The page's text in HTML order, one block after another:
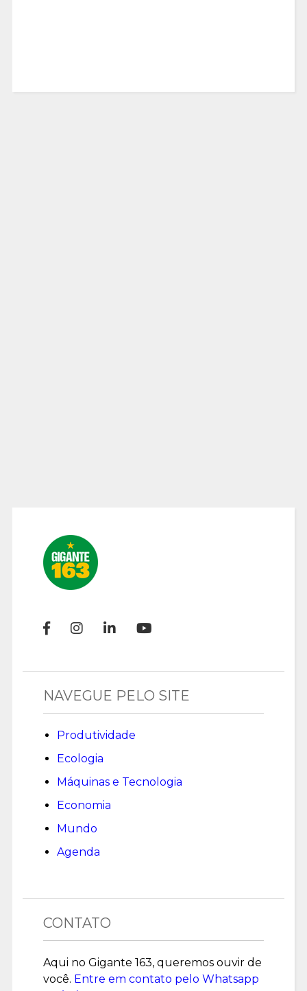
NAVEGUE PELO SITE
Produtividade
Ecologia
Máquinas e Tecnologia
Economia
Mundo
Agenda
CONTATO
Aqui no Gigante 163, queremos ouvir de
você. Entre em contato pelo Whatsapp